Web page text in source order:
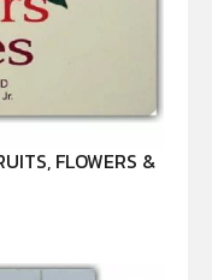
FLOWERS &